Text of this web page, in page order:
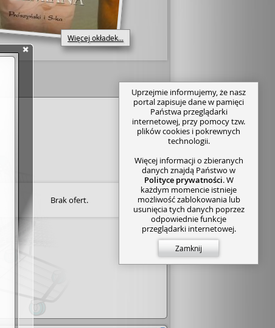
Więcej okładek...
Brak ofert.
Uprzejmie informujemy, że nasz
portal zapisuje dane w pamięci
Państwa przeglądarki
internetowej, przy pomocy tzw.
plików cookies i pokrewnych
technologii.
Więcej informacji o zbieranych
danych znajdą Państwo w
Polityce prywatności. W
każdym momencie istnieje
możliwość zablokowania lub
usunięcia tych danych poprzez
odpowiednie funkcje
przeglądarki internetowej.
Zamknij